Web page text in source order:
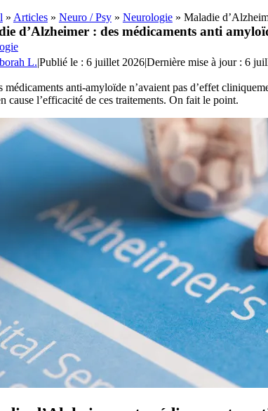
» Articles» Neuro / Psy» Neurologie» Maladie
d’Alzheimer : des médicaments anti
L.|Publié le : 6 juillet 2026|Dernière mise à jour : 6
médicaments anti-amyloïde n’avaient pas d’effet
cause l’efficacité de ces traitements. On fait le point.